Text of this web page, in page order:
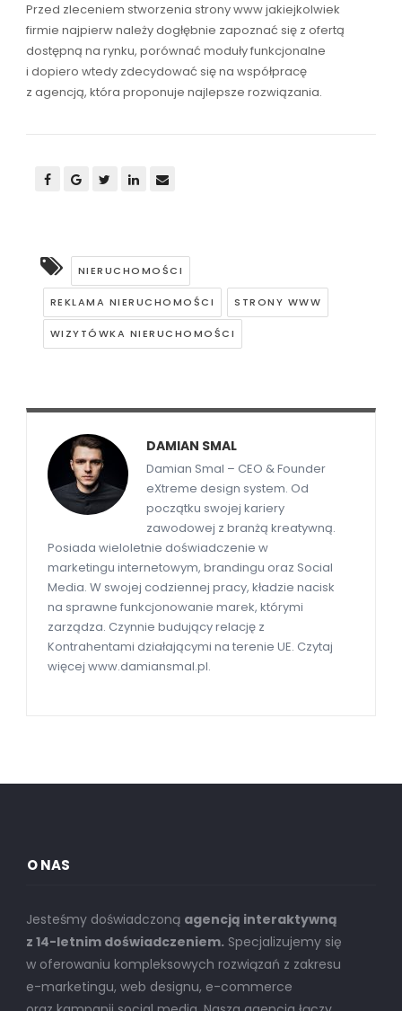
Przed zleceniem stworzenia strony www jakiejkolwiek
firmie najpierw należy dogłębnie zapoznać się z ofertą
dostępną na rynku, porównać moduły funkcjonalne
i dopiero wtedy zdecydować się na współpracę
z agencją, która proponuje najlepsze rozwiązania.
NIERUCHOMOŚCI
REKLAMA NIERUCHOMOŚCI STRONY WWW
WIZYTÓWKA NIERUCHOMOŚCI
DAMIAN SMAL
Damian Smal – CEO & Founder
eXtreme design system. Od
początku swojej kariery
zawodowej z branżą kreatywną.
Posiada wieloletnie doświadczenie w
marketingu internetowym, brandingu oraz Social
Media. W swojej codziennej pracy, kładzie nacisk
na sprawne funkcjonowanie marek, którymi
zarządza. Czynnie budujący relację z
Kontrahentami działającymi na terenie UE. Czytaj
więcej www.damiansmal.pl.
O NAS
Jesteśmy doświadczoną agencją interaktywną
z 14-letnim doświadczeniem.Specjalizujemy się
w oferowaniu kompleksowych rozwiązań z zakresu
e-marketingu, web designu, e-commerce